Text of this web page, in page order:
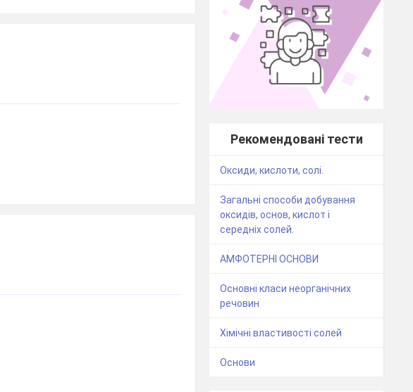
Рекомендовані тести
Оксиди, кислоти, солі.
Загальні способи добування
оксидів, основ, кислот і
середніх солей.
АМФОТЕРНІ ОСНОВИ
Основні класи неорганічних
речовин
Хімічні властивості солей
Основи